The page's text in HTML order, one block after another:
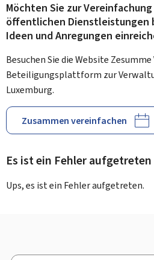
Möchten Sie zur
öffentlichen Dienstleistungen
Ideen und Anregungen
Besuchen Sie die Website
Beteiligungsplattform zur
Luxemburg.
Zusammen vereinfachen
Es ist ein Fehler aufgetreten
Ups, es ist ein Fehler aufgetreten.